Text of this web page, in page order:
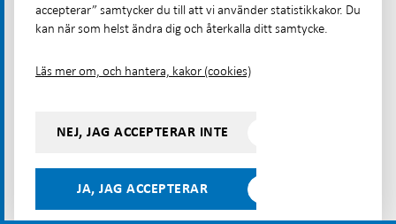
allmänheten har för pengarna beror därför bland
annat på landets penningpolitik. Inflationen
valuta. En stabil inflationsnivå säkerställer att
att köpa ungefär samma mängd varor och tjänster
Figur 3: Tre viktiga förutsättningar för att skapa
förtroende för pengar
accepterar” samtycker du till att vi använder statistikkakor. Du
kan när som helst ändra dig och återkalla ditt samtycke.
Läs mer om, och hantera, kakor (cookies)
NEJ, JAG ACCEPTERAR INTE
JA, JAG ACCEPTERAR